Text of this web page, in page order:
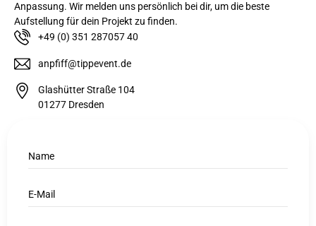
Anpassung. Wir melden uns persönlich bei dir, um die beste
Aufstellung für dein Projekt zu finden.
+49 (0) 351 287057 40
anpfiff@tippevent.de
Glashütter Straße 104
01277 Dresden
Name
E-Mail